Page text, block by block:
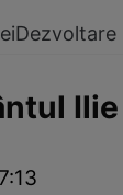
Dezvoltare